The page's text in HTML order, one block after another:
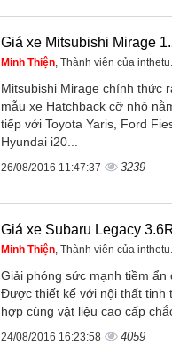
Giá xe Mitsubishi Mirage
Minh Thiện , Thành viên của
Mitsubishi Mirage chính thức
mẫu xe Hatchback cỡ nhỏ
tiếp với Toyota Yaris, Ford
Hyundai i20...
26/08/2016 11:47:37 3239
Giá xe Subaru Legacy
Minh Thiện , Thành viên của
Giải phóng sức mạnh tiềm ẩn
Được thiết kế với nội thất tinh
hợp cùng vật liệu cao cấp
24/08/2016 16:23:58 4059